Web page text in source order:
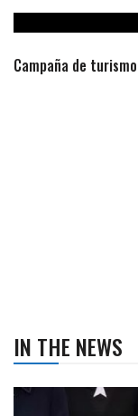
Campaña de
IN THE NEWS